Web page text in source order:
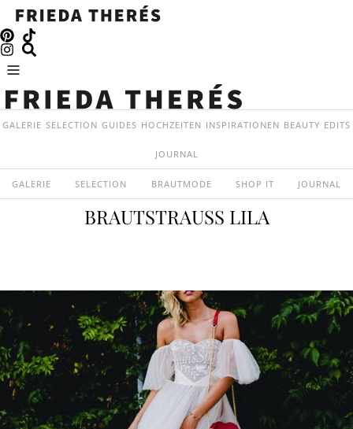
GALERIE SELECTION GUIDES HOCHZEITEN INSPIRATIONEN BEAUTY EDITS
JOURNAL
GALERIE SELECTION BRAUTMODE SHOP IT JOURNAL
BRAUTSTRAUSS LILA